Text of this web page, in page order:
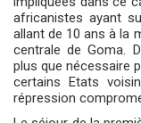
africanistes ayant
allant de 10 ans à la
centrale de Goma.
plus que nécessaire
certains Etats
répression